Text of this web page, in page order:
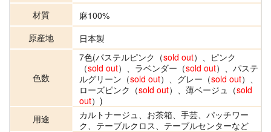
材質
麻100%
原産地
日本製
色数
7色(パステルピンク（sold out）、ピンク
（sold out）、ラベンダー（sold out）、パステ
ルグリーン（sold out）、グレー（sold out）、
ローズピンク（sold out）、薄ベージュ（sold
out）)
用途
カルトナージュ、お茶箱、手芸、パッチワー
ク、テーブルクロス、テーブルセンターなど